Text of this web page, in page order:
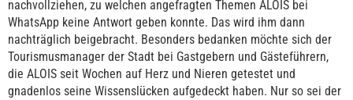
nachvollziehen, zu welchen angefragten Themen ALOIS bei
WhatsApp keine Antwort geben konnte. Das wird ihm dann
nachträglich beigebracht. Besonders bedanken möchte sich der
Tourismusmanager der Stadt bei Gastgebern und Gästeführern,
die ALOIS seit Wochen auf Herz und Nieren getestet und
gnadenlos seine Wissenslücken aufgedeckt haben. Nur so sei der